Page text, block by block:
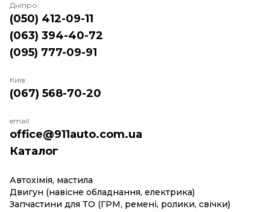
Каталог
Автохімія, мастила
Двигун (навісне обладнання, електрика)
Запчастини для ТО (ГРМ, ремені, ролики, свічки)
Дніпро:
(050) 412-09-11
(063) 394-40-72
(095) 777-09-91
Київ:
(067) 568-70-20
email:
office@911auto.com.ua